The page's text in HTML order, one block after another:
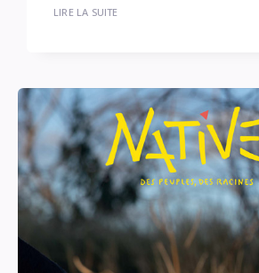
LIRE LA SUITE